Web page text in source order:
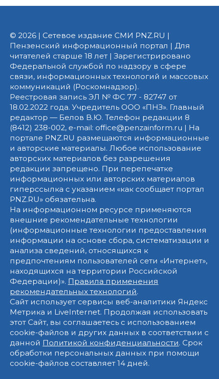
© 2026 | Сетевое издание СМИ PNZ.RU |
Пензенский информационный портал | Для
читателей старше 18 лет | Зарегистрировано
Федеральной службой по надзору в сфере
связи, информационных технологий и массовых
коммуникаций (Роскомнадзор).
Реестровая запись ЭЛ № ФС 77 - 82747 от
18.02.2022 года. Учредитель ООО «ПНЗ». Главный
редактор — Белов В.Ю. Телефон редакции 8
(8412) 238-002, e-mail: office@penzainform.ru | На
портале PNZ.RU размещаются информационные
и авторские материалы. Любое использование
авторских материалов без разрешения
редакции запрещено. При перепечатке
информационных или авторских материалов
гиперссылка с указанием «как сообщает портал
PNZ.RU» обязательна.
На информационном ресурсе применяются
внешние рекомендательные технологии
(информационные технологии предоставления
информации на основе сбора, систематизации и
анализа сведений, относящихся к
предпочтениям пользователей сети «Интернет»,
находящихся на территории Российской
Федерации)». Правила применения
рекомендательных технологий.
Сайт использует сервисы веб-аналитики Яндекс
Метрика и LiveInternet. Продолжая использовать
этот Сайт, вы соглашаетесь с использованием
cookie-файлов и других данных в соответствии с
данной Политикой конфиденциальности. Срок
обработки персональных данных при помощи
cookie-файлов составляет 14 дней.